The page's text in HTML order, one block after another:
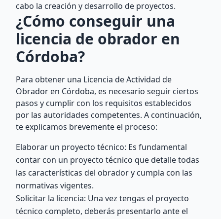
cabo la creación y desarrollo de proyectos.
¿Cómo conseguir una
licencia de obrador en
Córdoba?
Para obtener una Licencia de Actividad de
Obrador en Córdoba, es necesario seguir ciertos
pasos y cumplir con los requisitos establecidos
por las autoridades competentes. A continuación,
te explicamos brevemente el proceso:
Elaborar un proyecto técnico: Es fundamental
contar con un proyecto técnico que detalle todas
las características del obrador y cumpla con las
normativas vigentes.
Solicitar la licencia: Una vez tengas el proyecto
técnico completo, deberás presentarlo ante el